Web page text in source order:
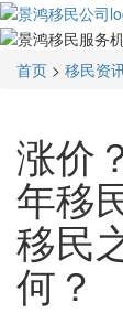
首页 > 移民资
涨价
年移
移民
何？